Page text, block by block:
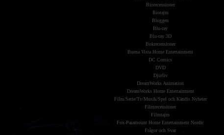
Biorecensioner
Biotajm
Bloggen
Blu-ray
Blu-ray 3D
Bokrecensioner
Buena Vista Home Entertainment
DC Comics
DVD
Djurliv
DreamWorks Animation
DreamWorks Home Entertainment
Film/Serie/Tv/Musik/Spel och Kändis Nyheter
Filmrecensioner
Filmtajm
Fox-Paramount Home Entertainment Nordic
Frågor och Svar